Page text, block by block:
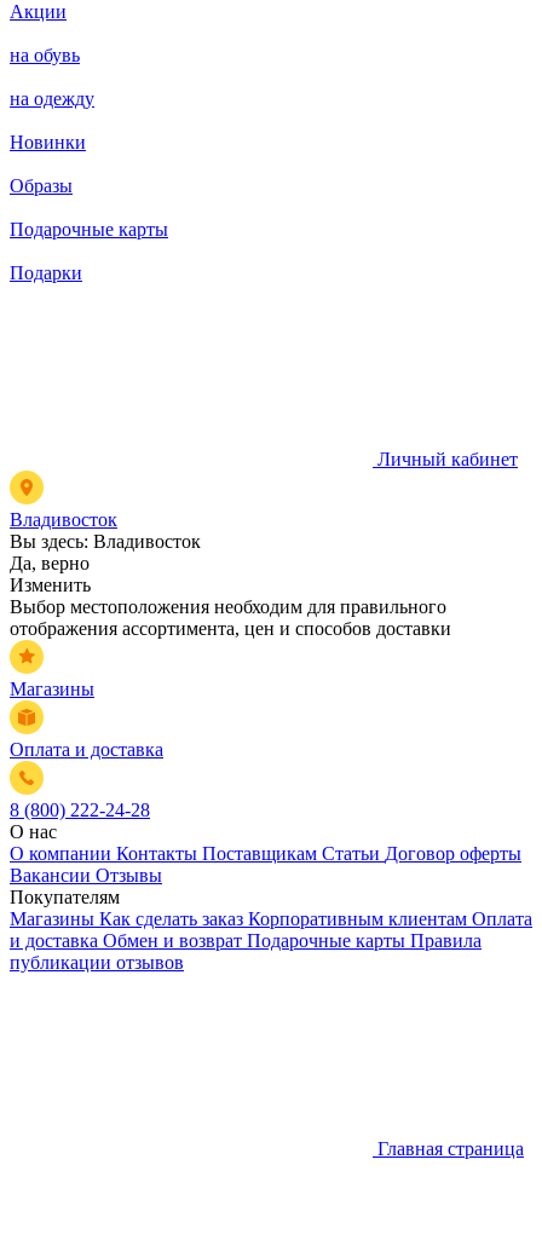
Акции
на обувь
на одежду
Новинки
Образы
Подарочные карты
Подарки
Личный кабинет
Владивосток
Вы здесь: Владивосток
Да, верно
Изменить
Выбор местоположения необходим для правильного
отображения ассортимента, цен и способов доставки
Магазины
Оплата и доставка
8 (800) 222-24-28
О нас
О компании Контакты Поставщикам Статьи Договор оферты
Вакансии Отзывы
Покупателям
Магазины Как сделать заказ Корпоративным клиентам Оплата
и доставка Обмен и возврат Подарочные карты Правила
публикации отзывов
Главная страница